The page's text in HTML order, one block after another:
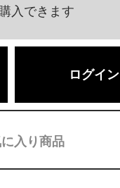
入できます
ログイン
入り商品